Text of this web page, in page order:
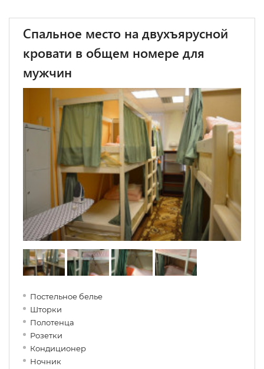
Спальное место на двухъярусной
кровати в общем номере для
мужчин
Постельное белье
Шторки
Полотенца
Розетки
Кондиционер
Ночник